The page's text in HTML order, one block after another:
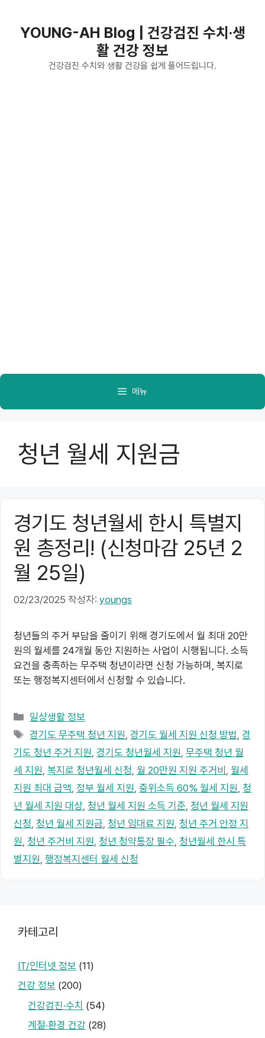
YOUNG-AH Blog | 건강검진 수치·생
활 건강 정보
건강검진 수치와 생활 건강을 쉽게 풀어드립니다.
메뉴
청년 월세 지원금
경기도 청년월세 한시 특별지
원 총정리! (신청마감 25년 2
월 25일)
02/23/2025 작성자: youngs
청년들의 주거 부담을 줄이기 위해 경기도에서 월 최대 20만
원의 월세를 24개월 동안 지원하는 사업이 시행됩니다. 소득
요건을 충족하는 무주택 청년이라면 신청 가능하며, 복지로
또는 행정복지센터에서 신청할 수 있습니다.
카
테
리
일상생활 정보
태
그
경기도 무주택 청년 지원 ,경기도 월세 지원 신청 방법 ,경
기도 청년 주거 지원 경기도 청년월세 지원 무주택 청년 월
세 지원 복지로 청년월세 신청 월 20만원 지원 주거비 월세
지원 최대 금액 정부 월세 지원 중위소득 60% 월세 지원 청
년 월세 지원 대상 청년 월세 지원 소득 기준 청년 월세 지원
신청 청년 월세 지원금 청년 임대료 지원 청년 주거 안정 지
원 청년 주거비 지원 청년 청약통장 필수 청년월세 한시 특
별지원 행정복지센터 월세 신청
카테고리
IT/인터넷 정보 (11)
건강 정보 (200)
건강검진·수치 (54)
계절·환경 건강 (28)